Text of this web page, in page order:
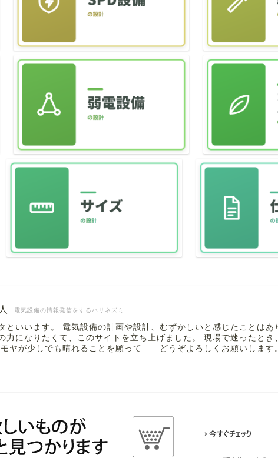
電気設備の情報発信をするハリネズミ
といいます。 電気設備の計画や設計、むずかしいと感じたこと
力になりたくて、このサイトを立ち上げました。 現場で迷ったと
ヤが少しでも晴れることを願って――どうぞよろしくお願いします